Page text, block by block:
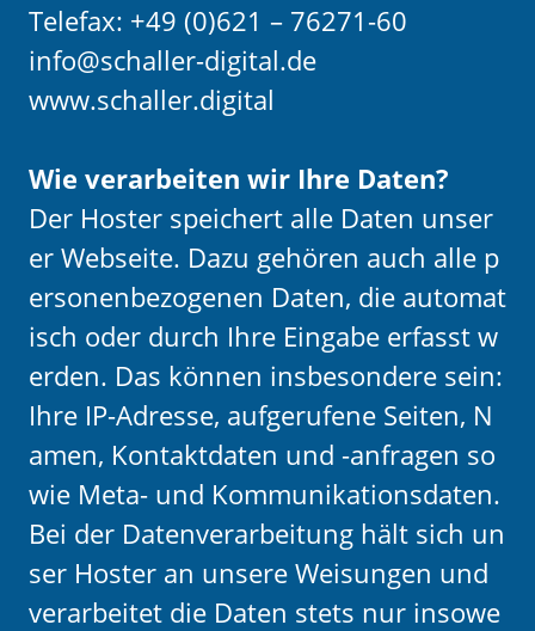
Telefax: +49 (0)621 – 76271-60
info@schaller-digital.de
www.schaller.digital
Wie verarbeiten wir Ihre Daten?
Der Hoster speichert alle Daten unser
er Webseite. Dazu gehören auch alle p
ersonenbezogenen Daten, die automat
isch oder durch Ihre Eingabe erfasst w
erden. Das können insbesondere sein:
Ihre IP-Adresse, aufgerufene Seiten, N
amen, Kontaktdaten und -anfragen so
wie Meta- und Kommunikationsdaten.
Bei der Datenverarbeitung hält sich un
ser Hoster an unsere Weisungen und
verarbeitet die Daten stets nur insowe